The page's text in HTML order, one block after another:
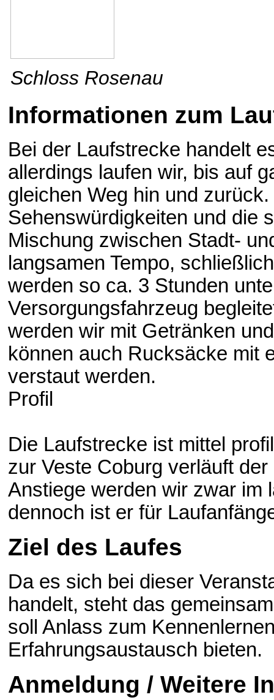
Schloss Rosenau
Informationen zum
Bei der Laufstrecke handelt
allerdings laufen wir, bis auf
gleichen Weg hin und
Sehenswürdigkeiten und die
Mischung zwischen Stadt-
langsamen Tempo,
werden so ca. 3 Stunden
Versorgungsfahrzeug
werden wir mit Getränken
können auch Rucksäcke mit
verstaut werden.
Profil
Die Laufstrecke ist mittel
zur Veste Coburg verläuft
Anstiege werden wir zwar im
dennoch ist er für
Ziel des Laufes
Da es sich bei dieser
handelt, steht das
soll Anlass zum
Erfahrungsaustausch bieten.
Anmeldung / Weitere